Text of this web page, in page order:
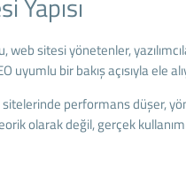
web sitesi yönetenler,
uyumlu bir bakış açısıyla ele
sitelerinde performans düşer,
olarak değil, gerçek